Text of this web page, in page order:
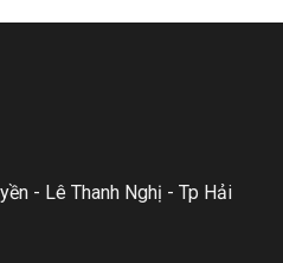
- Lê Thanh Nghị - Tp Hải